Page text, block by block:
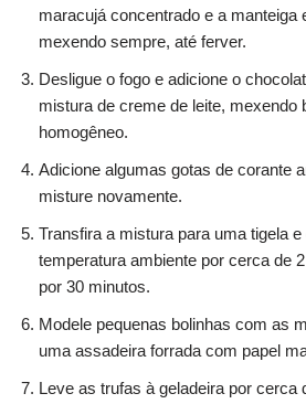
maracujá concentrado e a manteiga
mexendo sempre, até ferver.
Desligue o fogo e adicione o
mistura de creme de leite, mexendo
homogêneo.
Adicione algumas gotas de corante
misture novamente.
Transfira a mistura para uma tigela
temperatura ambiente por cerca de
por 30 minutos.
Modele pequenas bolinhas com as
uma assadeira forrada com papel
Leve as trufas à geladeira por cerca